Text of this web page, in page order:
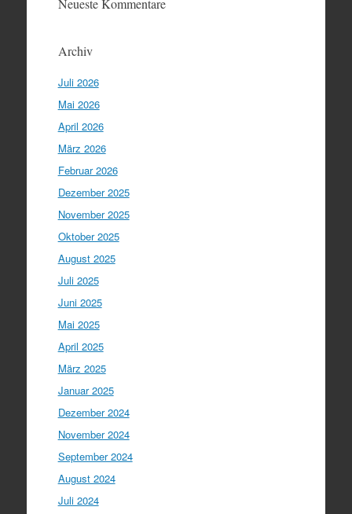
Neueste Kommentare
Archiv
Juli 2026
Mai 2026
April 2026
März 2026
Februar 2026
Dezember 2025
November 2025
Oktober 2025
August 2025
Juli 2025
Juni 2025
Mai 2025
April 2025
März 2025
Januar 2025
Dezember 2024
November 2024
September 2024
August 2024
Juli 2024